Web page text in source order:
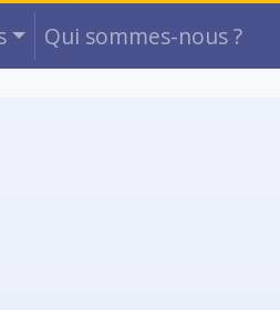
Qui sommes-nous ?